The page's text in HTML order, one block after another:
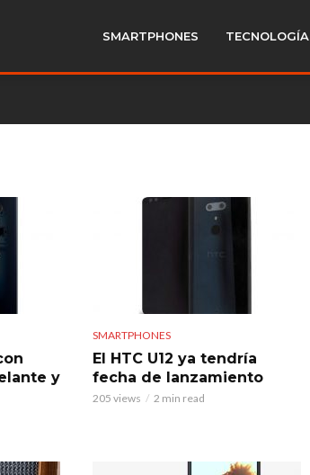
SMARTPHONES TECNOLOGÍA
y
SMARTPHONES
El HTC U12 ya tendría
fecha de lanzamiento
205 views 2 min read